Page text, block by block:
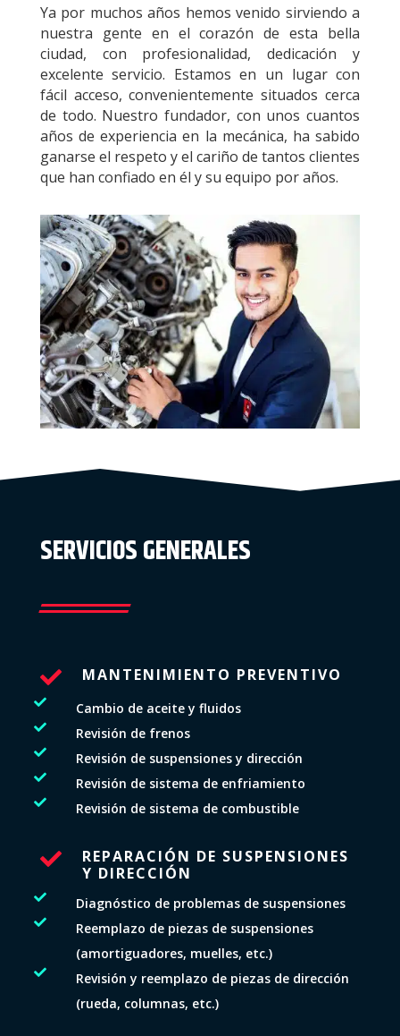
Ya por muchos años hemos venido sirviendo a
nuestra gente en el corazón de esta bella
ciudad, con profesionalidad, dedicación y
excelente servicio. Estamos en un lugar con
fácil acceso, convenientemente situados cerca
de todo. Nuestro fundador, con unos cuantos
años de experiencia en la mecánica, ha sabido
ganarse el respeto y el cariño de tantos clientes
que han confiado en él y su equipo por años.
SERVICIOS GENERALES
 MANTENIMIENTO PREVENTIVO
 Cambio de aceite y fluidos
 Revisión de frenos
 Revisión de suspensiones y dirección
 Revisión de sistema de enfriamiento
 Revisión de sistema de combustible

REPARACIÓN DE SUSPENSIONES
Y DIRECCIÓN
 Diagnóstico de problemas de suspensiones

Reemplazo de piezas de suspensiones
(amortiguadores, muelles, etc.)

Revisión y reemplazo de piezas de dirección
(rueda, columnas, etc.)